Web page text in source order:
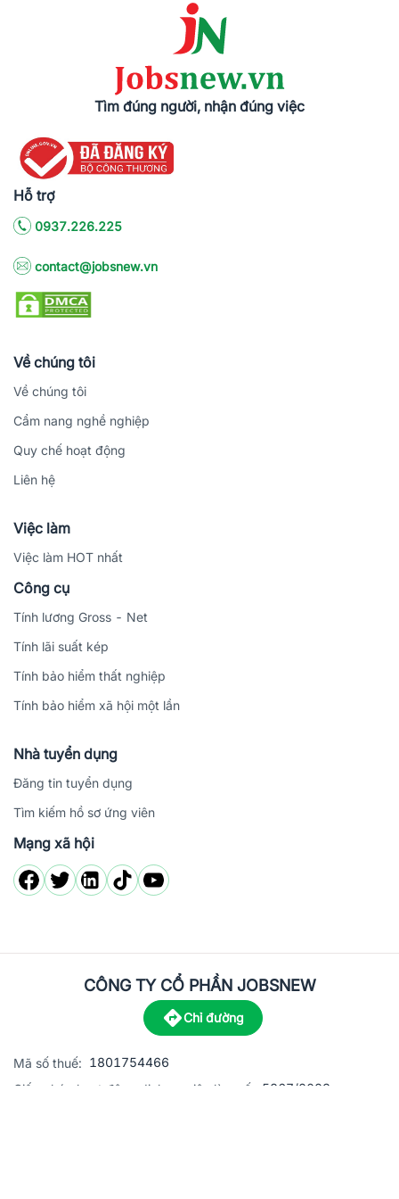
Tìm đúng người, nhận đúng việc
Hỗ trợ
0937.226.225
contact@jobsnew.vn
Về chúng tôi
Về chúng tôi
Cẩm nang nghề nghiệp
Quy chế hoạt động
Liên hệ
Việc làm
Việc làm HOT nhất
Công cụ
Tính lương Gross - Net
Tính lãi suất kép
Tính bảo hiểm thất nghiệp
Tính bảo hiểm xã hội một lần
Nhà tuyển dụng
Đăng tin tuyển dụng
Tìm kiếm hồ sơ ứng viên
Mạng xã hội
CÔNG TY CỔ PHẦN JOBSNEW
Chỉ đường
Mã số thuế: 1801754466
Giấy phép hoạt động dịch vụ việc làm số:
5867/2023